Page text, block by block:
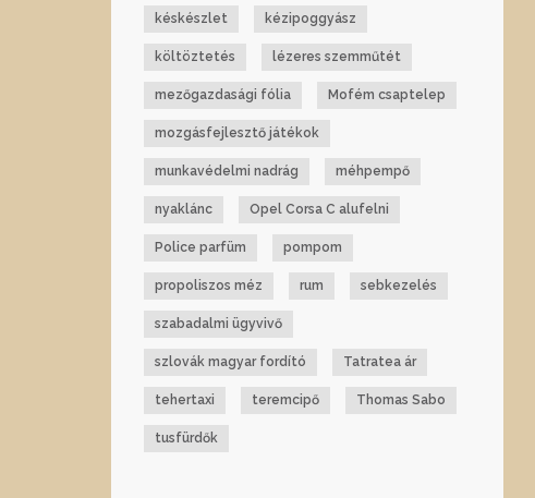
késkészlet kézipoggyász
költöztetés lézeres szemműtét
mezőgazdasági fólia Mofém csaptelep
mozgásfejlesztő játékok
munkavédelmi nadrág méhpempő
nyaklánc Opel Corsa C alufelni
Police parfüm pompom
propoliszos méz rum sebkezelés
szabadalmi ügyvivő
szlovák magyar fordító Tatratea ár
tehertaxi teremcipő Thomas Sabo
tusfürdők